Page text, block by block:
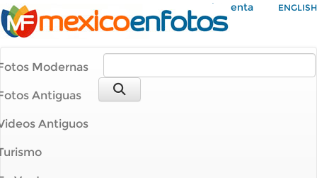
Mi Cuenta ENGLISH
Modernas
Antiguas
Antiguos